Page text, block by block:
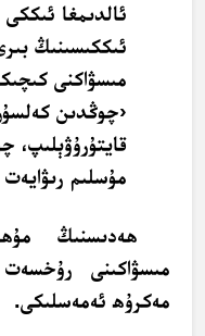
ئالدىمغا
ئىككىسىنىڭ
مىسۋاكنى
‹چوڭدىن
مۇسلىم رىۋايەت
ھەدىسنىڭ
مىسۋاكىنى
مەكرۇھ ئەمەسلىكى.